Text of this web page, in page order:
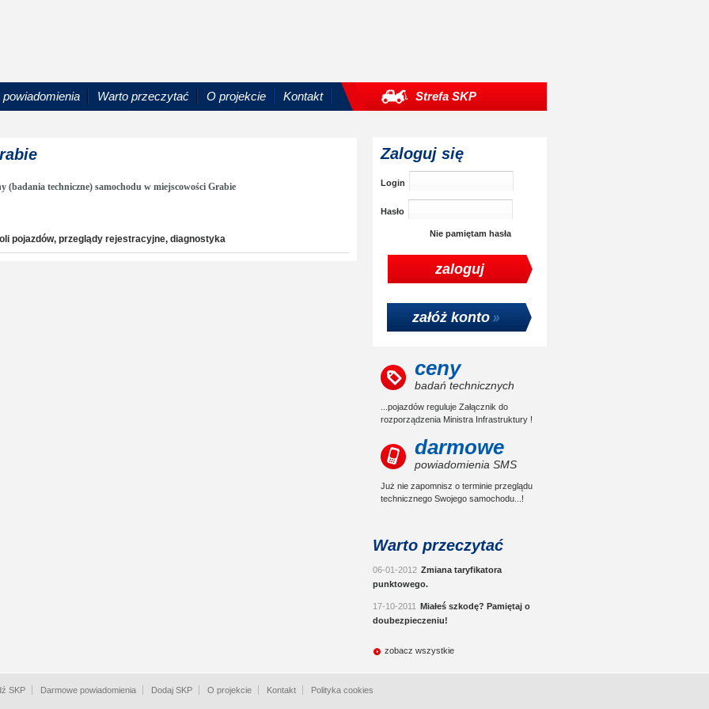
Warto przeczytać O projekcie Kontakt Strefa SKP
(badania techniczne) samochodu w miejscowości Grabie
pojazdów, przeglądy rejestracyjne, diagnostyka
Zaloguj się
Login
Hasło
Nie pamiętam hasła
załóż konto
ceny
badań technicznych
...pojazdów reguluje Załącznik do
rozporządzenia Ministra Infrastruktury !
darmowe
powiadomienia SMS
Już nie zapomnisz o terminie przeglądu
technicznego Swojego samochodu...!
Warto przeczytać
06-01-2012 Zmiana taryfikatora
punktowego.
17-10-2011 Miałeś szkodę? Pamiętaj o
doubezpieczeniu!
zobacz wszystkie
SKP Darmowe powiadomienia Dodaj SKP O projekcie Kontakt Polityka cookies